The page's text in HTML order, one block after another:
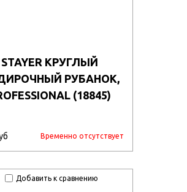
STAYER КРУГЛЫЙ
РУБАНОК,
(18845)
Временно отсутствует
Добавить к сравнению